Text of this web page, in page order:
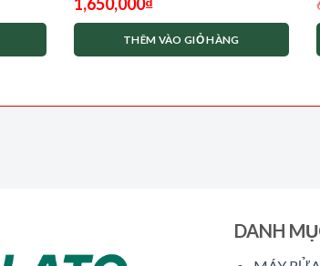
THÊM VÀO GIỎ HÀNG
DANH